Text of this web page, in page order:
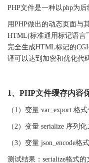
PHP文件是一种以php为后
用PHP做出的动态页面与
HTML(标准通用标记语言
完全生成HTML标记的CGI
译可以达到加密和优化代
1、 PHP文件缓存内容
（ 1 ）变量 var_export 格式
（ 2 ）变量 serialize 序列化
（3）变量 json_encode格
测试结果： serialize格式的